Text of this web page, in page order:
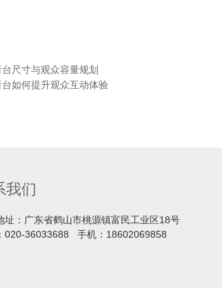
尺寸与观众容量规划
如何提升观众互动体验
我们
址：广东省鹤山市桃源镇富民工业区18号
020-36033688 手机： 18602069858